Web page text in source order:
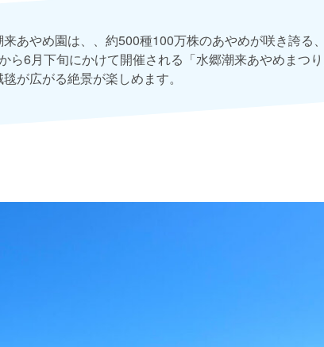
あやめ園は、、約500種100万株のあやめが咲き誇る
ら6月下旬にかけて開催される「水郷潮来あやめまつ
が広がる絶景が楽しめます。